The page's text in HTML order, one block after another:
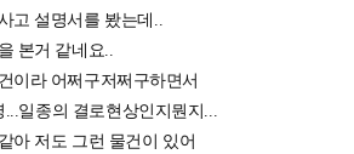
고 설명서를 봤는데..
본거 같네요..
이라 어쩌구저쩌구하면서
일종의 결로현상인지뭔지...
아 저도 그런 물건이 있어